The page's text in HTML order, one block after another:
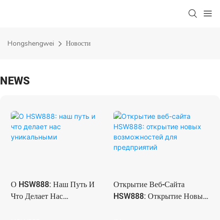
Hongshengwei Новости
NEWS
О HSW888: Наш Путь И
Что Делает Нас
Открытие Веб-Сайта
HSW888: Открытие Новых